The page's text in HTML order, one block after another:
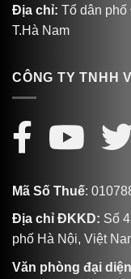
Địa chỉ: Tổ dân phố
T.Hà Nam
CÔNG TY TNHH
Mã Số Thuế:
Địa chỉ ĐKKD: Số
phố Hà Nội, Việt
Văn phòng đại